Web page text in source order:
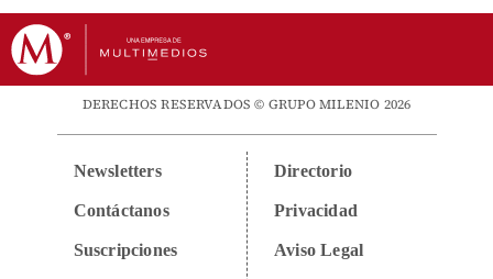
DERECHOS RESERVADOS © GRUPO MILENIO 2026
Newsletters
Contáctanos
Suscripciones
Directorio
Privacidad
Aviso Legal